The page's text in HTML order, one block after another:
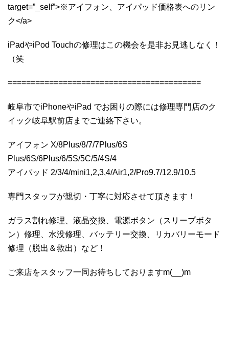
target=”_self”>※アイフォン、アイパッド価格表へのリン
ク</a>
iPadやiPod Touchの修理はこの機会を是非お見逃しなく！
（笑
==========================================
岐阜市でiPhoneやiPad でお困りの際には修理専門店のク
イック岐阜駅前店までご連絡下さい。
アイフォン X/8Plus/8/7/7Plus/6S
Plus/6S/6Plus/6/5S/5C/5/4S/4
アイパッド 2/3/4/mini1,2,3,4/Air1,2/Pro9.7/12.9/10.5
専門スタッフが親切・丁寧に対応させて頂きます！
ガラス割れ修理、液晶交換、電源ボタン（スリープボタ
ン）修理、水没修理、バッテリー交換、リカバリーモード
修理（脱出＆救出）など！
ご来店をスタッフ一同お待ちしておりますm(__)m